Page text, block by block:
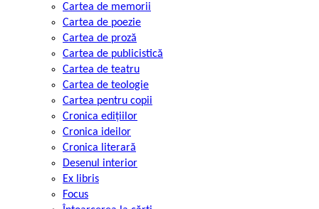
Cartea de memorii
Cartea de poezie
Cartea de proză
Cartea de publicistică
Cartea de teatru
Cartea de teologie
Cartea pentru copii
Cronica edițiilor
Cronica ideilor
Cronica literară
Desenul interior
Ex libris
Focus